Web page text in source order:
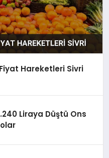
Hareketleri Sivri
Liraya Düştü Ons